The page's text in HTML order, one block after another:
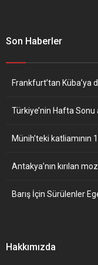
Son Haberler
Frankfurt’tan Küba’ya
Türkiye’nin Hafta
Münih’teki katliamının
Antakya’nın kırılan
Barış İçin Sürülenler
Hakkımızda